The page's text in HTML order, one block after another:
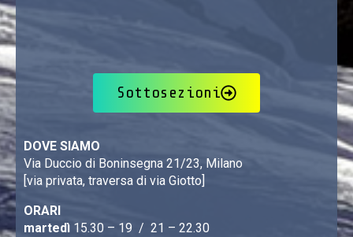
Sottosezioni
DOVE SIAMO
Via Duccio di Boninsegna 21/23, Milano
[via privata, traversa di via Giotto]
ORARI
martedì 15.30 – 19 / 21 – 22.30